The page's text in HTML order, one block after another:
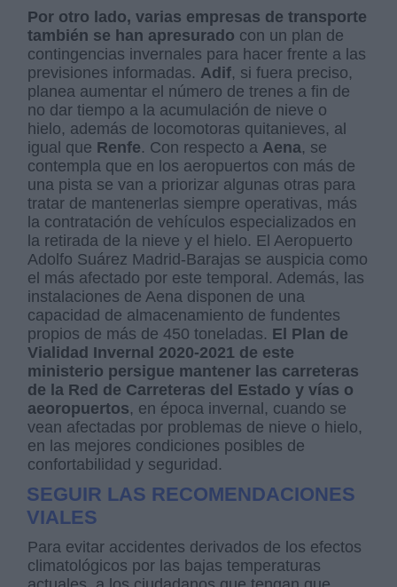
Por otro lado, varias empresas de transporte
también se han apresurado con un plan de
contingencias invernales para hacer frente a las
previsiones informadas. Adif, si fuera preciso,
planea aumentar el número de trenes a fin de
no dar tiempo a la acumulación de nieve o
hielo, además de locomotoras quitanieves, al
igual que Renfe. Con respecto a Aena, se
contempla que en los aeropuertos con más de
una pista se van a priorizar algunas otras para
tratar de mantenerlas siempre operativas, más
la contratación de vehículos especializados en
la retirada de la nieve y el hielo. El Aeropuerto
Adolfo Suárez Madrid-Barajas se auspicia como
el más afectado por este temporal. Además, las
instalaciones de Aena disponen de una
capacidad de almacenamiento de fundentes
propios de más de 450 toneladas. El Plan de
Vialidad Invernal 2020-2021 de este
ministerio persigue mantener las carreteras
de la Red de Carreteras del Estado y vías o
aeoropuertos, en época invernal, cuando se
vean afectadas por problemas de nieve o hielo,
en las mejores condiciones posibles de
confortabilidad y seguridad.
SEGUIR LAS RECOMENDACIONES
VIALES
Para evitar accidentes derivados de los efectos
climatológicos por las bajas temperaturas